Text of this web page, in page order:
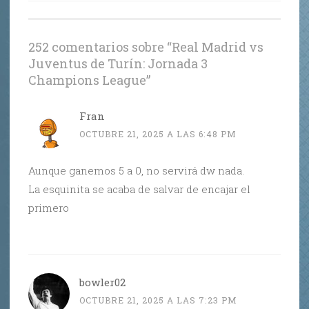
252 comentarios sobre “Real Madrid vs
Juventus de Turín: Jornada 3
Champions League”
Fran
OCTUBRE 21, 2025 A LAS 6:48 PM
Aunque ganemos 5 a 0, no servirá dw nada.
La esquinita se acaba de salvar de encajar el
primero
bowler02
OCTUBRE 21, 2025 A LAS 7:23 PM